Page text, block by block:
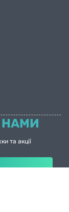
НАМИ
та акції